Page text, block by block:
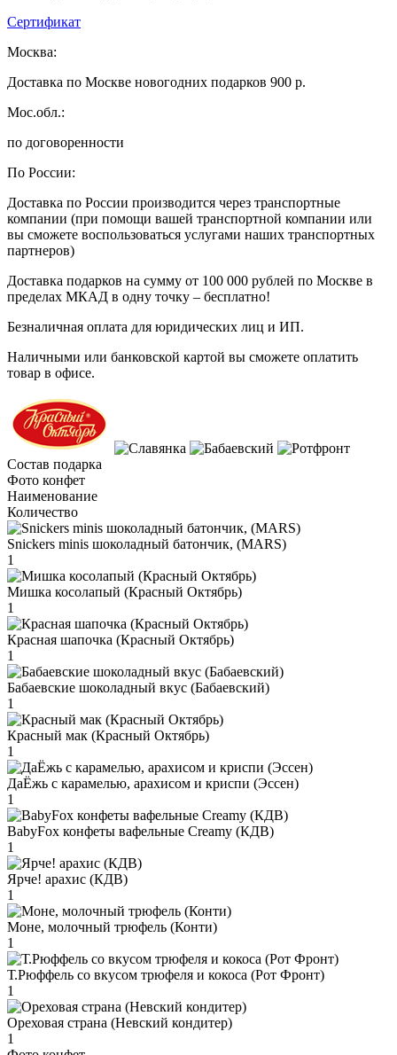
Сертификат
Москва:
Доставка по Москве новогодних подарков 900 р.
Мос.обл.:
по договоренности
По России:
Доставка по России производится через транспортные
компании (при помощи вашей транспортной компании или
вы сможете воспользоваться услугами наших транспортных
партнеров)
Доставка подарков на сумму от 100 000 рублей по Москве в
пределах МКАД в одну точку – бесплатно!
Безналичная оплата для юридических лиц и ИП.
Наличными или банковской картой вы сможете оплатить
товар в офисе.
Состав подарка
Фото конфет
Наименование
Количество
Snickers minis шоколадный батончик, (MARS)
1
Мишка косолапый (Красный Октябрь)
1
Красная шапочка (Красный Октябрь)
1
Бабаевские шоколадный вкус (Бабаевский)
1
Красный мак (Красный Октябрь)
1
ДаЁжь с карамелью, арахисом и криспи (Эссен)
1
BabyFox конфеты вафельные Creamy (КДВ)
1
Ярче! арахис (КДВ)
1
Моне, молочный трюфель (Конти)
1
Т.Рюффель со вкусом трюфеля и кокоса (Рот Фронт)
1
Ореховая страна (Невский кондитер)
1